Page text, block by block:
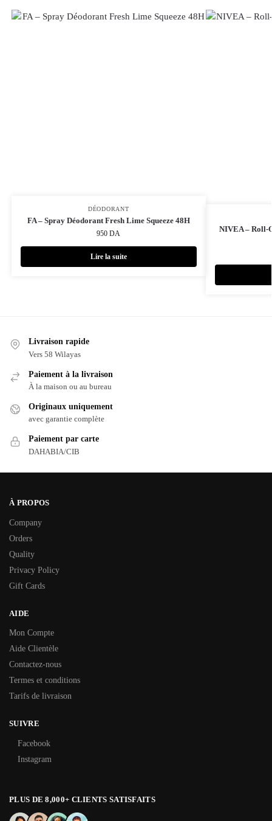
DÉODORANT
FA – Spray Déodorant Fresh Lime Squeeze 48H
950DA
Lire la suite
NIVEA – Roll-
Livraison rapide
Vers 58 Wilayas
Paiement à la livraison
À la maison ou au bureau
Originaux uniquement
avec garantie complète
Paiement par carte
DAHABIA/CIB
À PROPOS
Company
Orders
Quality
Privacy Policy
Gift Cards
AIDE
Mon Compte
Aide Clientèle
Contactez-nous
Termes et conditions
Tarifs de livraison
SUIVRE
Facebook
Instagram
PLUS DE 8,000+ CLIENTS SATISFAITS